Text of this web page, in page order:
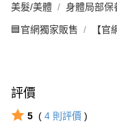
美髮/美體 身體局部保
🟦官網獨家販售 【
評價
5 ( 4 則評價 )